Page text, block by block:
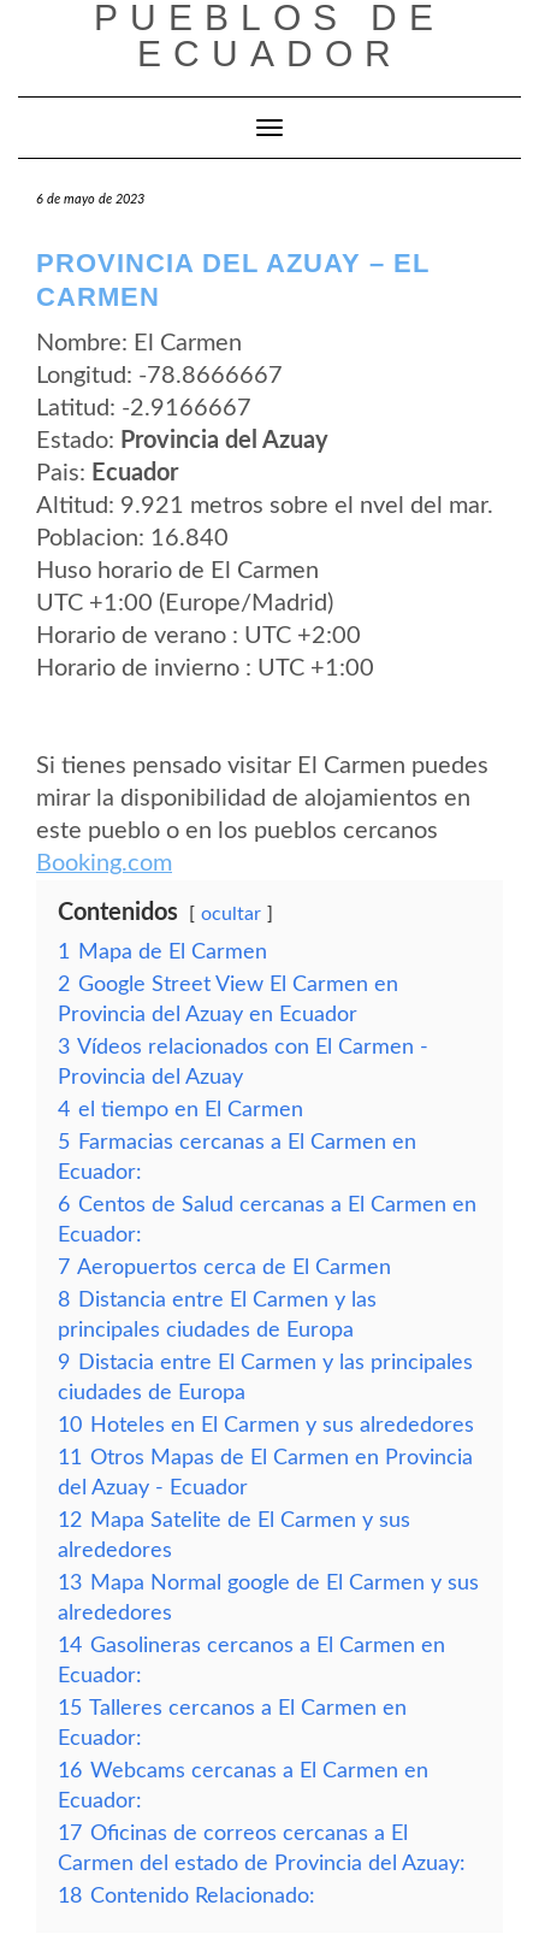
PUEBLOS DE
ECUADOR
Cambiar modo de navegación
6 de mayo de 2023
PROVINCIA DEL AZUAY – EL
CARMEN
Nombre: El Carmen
Longitud: -78.8666667
Latitud: -2.9166667
Estado: Provincia del Azuay
Pais: Ecuador
Altitud: 9.921 metros sobre el nvel del mar.
Poblacion: 16.840
Huso horario de El Carmen
UTC +1:00 (Europe/Madrid)
Horario de verano : UTC +2:00
Horario de invierno : UTC +1:00
Si tienes pensado visitar El Carmen puedes
mirar la disponibilidad de alojamientos en
este pueblo o en los pueblos cercanos
Booking.com
Contenidos ocultar
1
Mapa de El Carmen
2 Google Street View El Carmen en
Provincia del Azuay en Ecuador
3 Vídeos relacionados con El Carmen -
Provincia del Azuay
4 el tiempo en El Carmen
5 Farmacias cercanas a El Carmen en
Ecuador:
6 Centos de Salud cercanas a El Carmen en
Ecuador:
7 Aeropuertos cerca de El Carmen
8 Distancia entre El Carmen y las
principales ciudades de Europa
9 Distacia entre El Carmen y las principales
ciudades de Europa
10 Hoteles en El Carmen y sus alrededores
11 Otros Mapas de El Carmen en Provincia
del Azuay - Ecuador
12 Mapa Satelite de El Carmen y sus
alrededores
13 Mapa Normal google de El Carmen y sus
alrededores
14 Gasolineras cercanos a El Carmen en
Ecuador:
15 Talleres cercanos a El Carmen en
Ecuador:
16 Webcams cercanas a El Carmen en
Ecuador:
17 Oficinas de correos cercanas a El
Carmen del estado de Provincia del Azuay:
18 Contenido Relacionado: